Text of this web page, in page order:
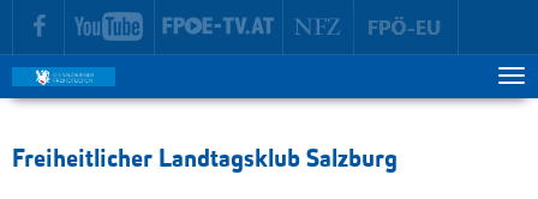
zur Hauptnavigation springen
zum Inhalt springen
Freiheitlicher Landtagsklub Salzburg